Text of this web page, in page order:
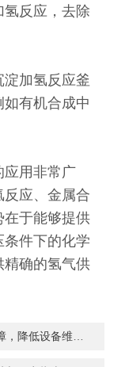
氢反应，去除
淀加氢反应釜
有机合成中
应用非常广
应、金属合
在于能够提供
件下的化学
精确的氢气供
设备维修成本？